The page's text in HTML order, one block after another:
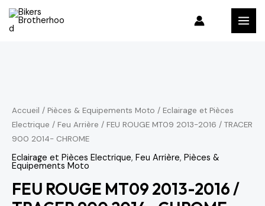
Aller
Accueil / Pièces & Equipements Moto / Eclairage et Pièces
Electrique / Feu Arrière / FEU ROUGE MT09 2013-2016 / TRACER
900 2014- CHROME
Eclairage et Pièces Electrique, Feu Arrière, Pièces &
Equipements Moto
FEU ROUGE MT09 2013-2016 /
ROUGE
MT09
2013-
2016
TRACER